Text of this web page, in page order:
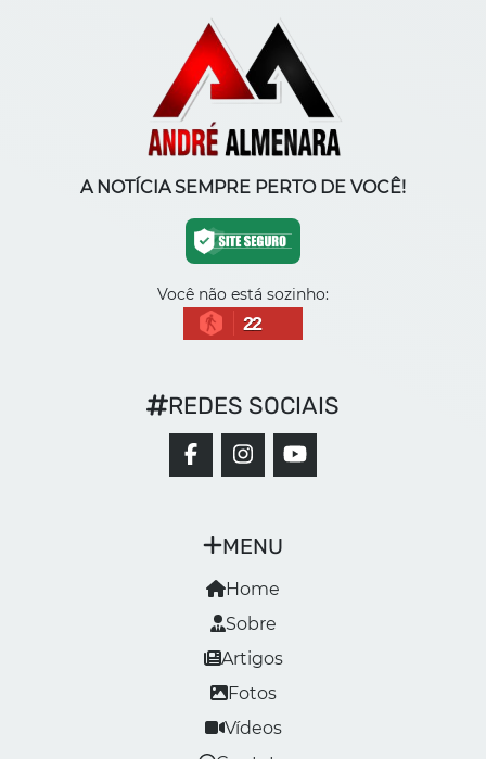
A NOTÍCIA SEMPRE PERTO DE VOCÊ!
Você não está sozinho:
22
MENU
Home
Sobre
Artigos
Fotos
Vídeos
REDES SOCIAIS